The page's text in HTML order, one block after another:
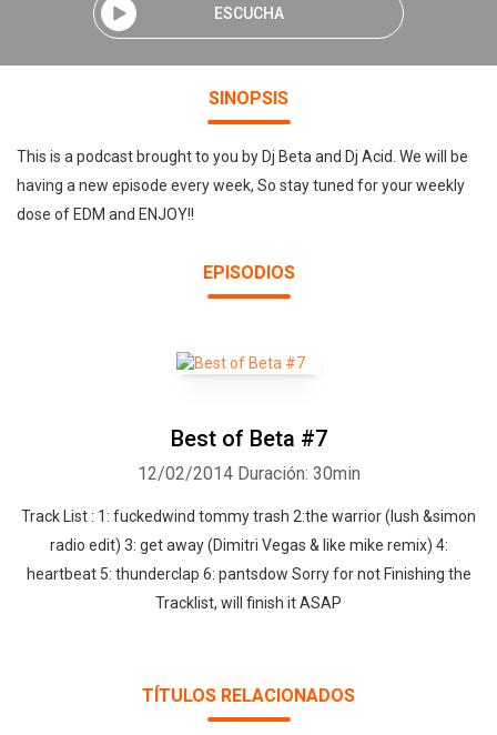
ESCUCHA
SINOPSIS
This is a podcast brought to you by Dj Beta and Dj Acid. We will be
having a new episode every week, So stay tuned for your weekly
dose of EDM and ENJOY!!
EPISODIOS
Best of Beta #7
12/02/2014 Duración: 30min
Track List : 1: fuckedwind tommy trash 2:the warrior (lush &simon
radio edit) 3: get away (Dimitri Vegas & like mike remix) 4:
heartbeat 5: thunderclap 6: pantsdow Sorry for not Finishing the
Tracklist, will finish it ASAP
TÍTULOS RELACIONADOS